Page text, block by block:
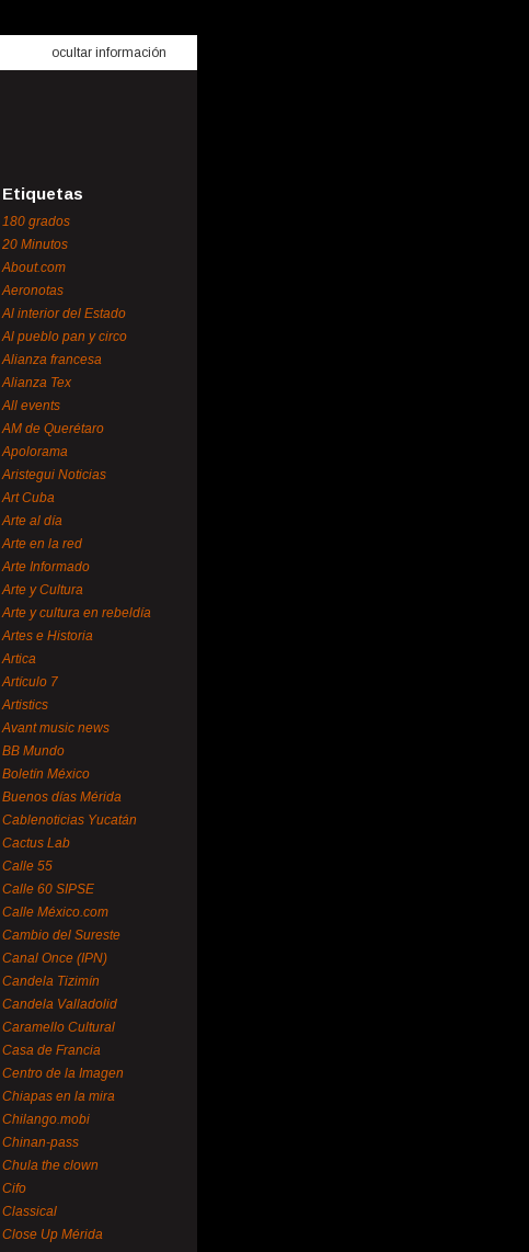
ocultar información
Etiquetas
180 grados
20 Minutos
About.com
Aeronotas
Al interior del Estado
Al pueblo pan y circo
Alianza francesa
Alianza Tex
All events
AM de Querétaro
Apolorama
Aristegui Noticias
Art Cuba
Arte al día
Arte en la red
Arte Informado
Arte y Cultura
Arte y cultura en rebeldía
Artes e Historia
Artica
Artículo 7
Artistics
Avant music news
BB Mundo
Boletín México
Buenos días Mérida
Cablenoticias Yucatán
Cactus Lab
Calle 55
Calle 60 SIPSE
Calle México.com
Cambio del Sureste
Canal Once (IPN)
Candela Tizimín
Candela Valladolid
Caramello Cultural
Casa de Francia
Centro de la Imagen
Chiapas en la mira
Chilango.mobi
Chinan-pass
Chula the clown
Cifo
Classical
Close Up Mérida